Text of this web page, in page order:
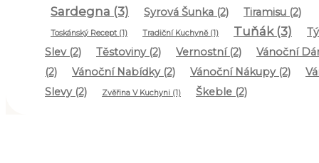
Sardegna (3) Syrová Šunka (2) Tiramisu (2)
Toskánský Recept(1) Tradiční Kuchyně(1) Tuňák(3)
Slev(2) Těstoviny(2) Vernostní(2)
Vánoční
(2)
Vánoční Nabídky(2) Vánoční Nákupy(2)
Slevy(2) Zvěřina V Kuchyni (1) Škeble (2)